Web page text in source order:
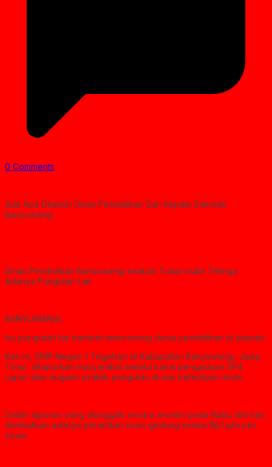
0 Comments
Ada Apa Ditubuh Dinas Pendidikan Dan Kepala Sekolah
Banyuwangi
Dinas Pendidikan Banyuwangi seakan Tutup mulut Telinga
Adanya Pungutan Liar
BANYUWANGI,
Isu pungutan liar kembali mencoreng dunia pendidikan di daerah.
Kali ini, SMP Negeri 1 Tegalsari di Kabupaten Banyuwangi, Jawa
Timur, dilaporkan masyarakat melalui kanal pengaduan SP4
Lapor atas dugaan praktik pungutan di luar ketentuan resmi.
Dalam laporan yang diunggah secara anonim pada Rabu dini hari,
disebutkan adanya penarikan iuran gedung senilai Rp1 juta per
siswa.